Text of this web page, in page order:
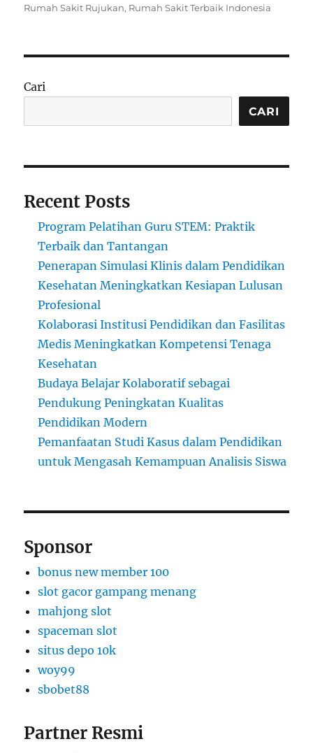
Rumah Sakit Rujukan, Rumah Sakit Terbaik Indonesia
Cari
CARI
Recent Posts
Program Pelatihan Guru STEM: Praktik
Terbaik dan Tantangan
Penerapan Simulasi Klinis dalam Pendidikan
Kesehatan Meningkatkan Kesiapan Lulusan
Profesional
Kolaborasi Institusi Pendidikan dan Fasilitas
Medis Meningkatkan Kompetensi Tenaga
Kesehatan
Budaya Belajar Kolaboratif sebagai
Pendukung Peningkatan Kualitas
Pendidikan Modern
Pemanfaatan Studi Kasus dalam Pendidikan
untuk Mengasah Kemampuan Analisis Siswa
Sponsor
bonus new member 100
slot gacor gampang menang
mahjong slot
spaceman slot
situs depo 10k
woy99
sbobet88
Partner Resmi